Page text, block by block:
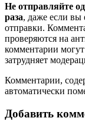
Не отправляйте
раза, даже если вы
отправки.
проверяются на
комментарии
затрудняет
Комментарии,
автоматически
Добавить